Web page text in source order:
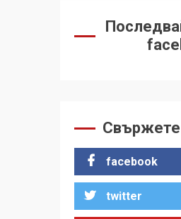
Свържете
facebook
twitter